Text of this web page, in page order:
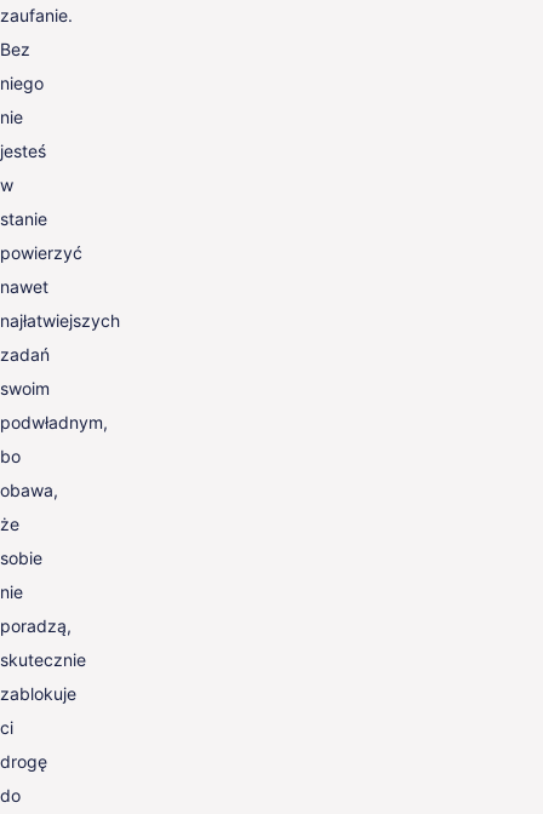
zaufanie.
Bez
niego
nie
jesteś
w
stanie
powierzyć
nawet
najłatwiejszych
zadań
swoim
podwładnym,
bo
obawa,
że
sobie
nie
poradzą,
skutecznie
zablokuje
ci
drogę
do